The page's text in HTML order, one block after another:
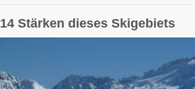
14 Stärken dieses Skigebiets